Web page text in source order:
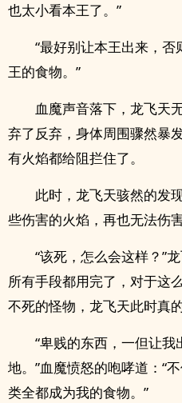
也太小看本王了。”
“最好别让本王出来，
王的食物。”
血魔声音落下，龙飞天
弃了反弃，身体周围骤然暴
有火焰都给阻拦住了。
此时，龙飞天骇然的发
些伤害的火焰，再也无法伤害
“该死，怎么会这样？”
所有手段都用完了，对于这
不死的怪物，龙飞天此时真
“卑贱的东西，一但让
地。”血魔愤怒的咆哮道：“
类全都成为我的食物。”